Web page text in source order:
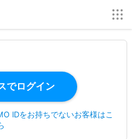
IDをお持ちでないお客様はこ